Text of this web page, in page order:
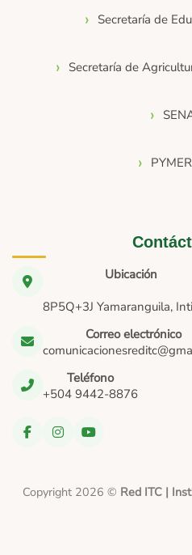
Secretaría de
Secretaría de
Ubicación
8P5Q+3J Yamaranguila,
Correo electrónico
Teléfono
+504 9442-8876
Copyright 2026 © Red ITC |